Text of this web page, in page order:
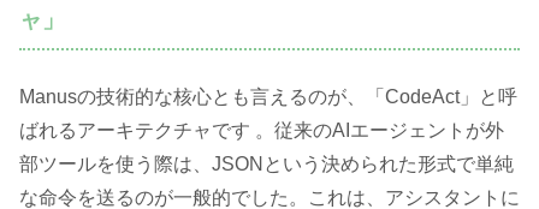
ャ」
Manusの技術的な核心とも言えるのが、「CodeAct」と呼
ばれるアーキテクチャです 。従来のAIエージェントが外
部ツールを使う際は、JSONという決められた形式で単純
な命令を送るのが一般的でした。これは、アシスタントに